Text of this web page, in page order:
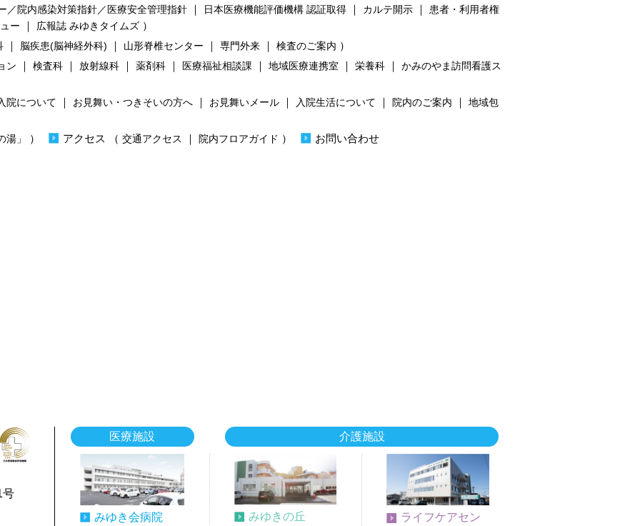
／院内感染対策指針／医療安全管理指針 ｜ 日本医療機能評価機構 認証取得 ｜ カルテ開示 ｜ 患者・利用者権
ー ｜ 広報誌 みゆきタイムズ ）
｜ 脳疾患(脳神経外科) ｜ 山形脊椎センター ｜ 専門外来 ｜ 検査のご案内 ）
ン ｜ 検査科 ｜ 放射線科 ｜ 薬剤科 ｜ 医療福祉相談課 ｜ 地域医療連携室 ｜ 栄養科 ｜ かみのやま訪問看護ス
院について ｜ お見舞い・つきそいの方へ ｜ お見舞いメール ｜ 入院生活について ｜ 院内のご案内 ｜ 地域包
湯」 ） アクセス （ 交通アクセス ｜ 院内フロアガイド ） お問い合わせ
号
医療施設
みゆき会病院
介護施設
みゆきの丘 ライフケアセン